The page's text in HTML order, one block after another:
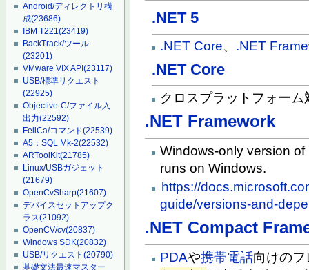
Android/ディレクトリ構
成(23686)
IBM T221(23419)
BackTrack/ツール
(23201)
VMware VIX API(23117)
USB/標準リクエスト
(22925)
Objective-C/ファイル入
出力(22592)
FeliCa/コマンド(22539)
A5：SQL Mk-2(22532)
ARToolKit(21785)
Linux/USBガジェット
(21679)
OpenCvSharp(21607)
デバイスセットアップク
ラス(21092)
OpenCV/cv(20837)
Windows SDK(20832)
USB/リクエスト(20790)
基礎文法最速マスター
.NET 5
.NET Core、 .NET
.NET Core
クロスプラットフォーム
.NET Framework
Windows-only version of
runs on Windows.
https://
guide/versions-and-
.NET Compact
PDAや携帯電話向けの